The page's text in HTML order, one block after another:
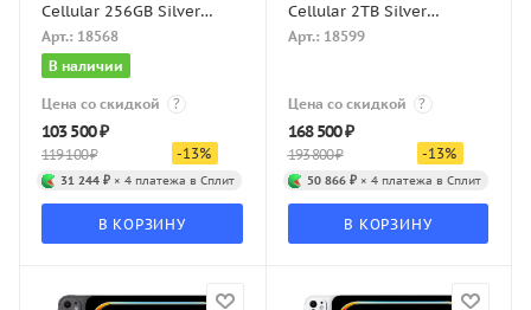
Cellular 256GB Silver
(Серебристый)
Арт.: 18568
В наличии
Цена со скидкой ?
103 500₽
119 100₽ -13%
31 244 ₽ × 4 платежа в Сплит
В КОРЗИНУ
Cellular 2TB Silver
(Серебристый)
Арт.: 18599
Цена со скидкой ?
168 500₽
193 800₽ -13%
50 866 ₽× 4 платежа в Сплит
В КОРЗИНУ